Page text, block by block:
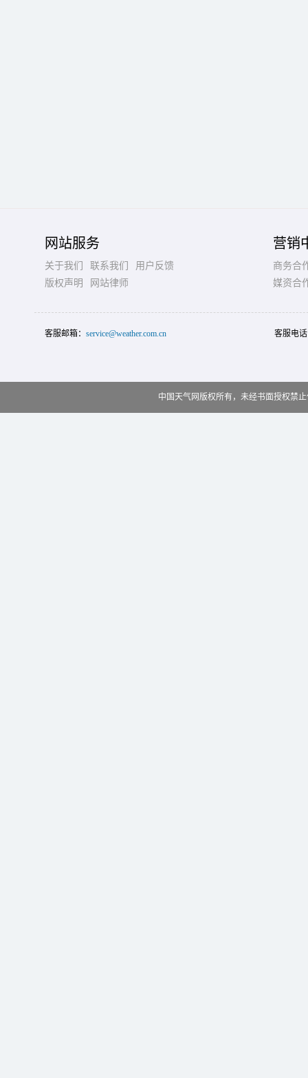
网站服务
关于我们 联系我们
用户反馈
版权声明
网站律师
营销
商务合
媒资合
客服邮箱： service@weather.com.cn 客服电
中国天气网版权所有，未经书面授权